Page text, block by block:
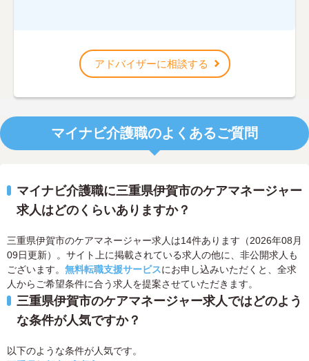
アドバイザーに相談する
マイナビ介護職のよくあるご質問
マイナビ介護職に三重県伊賀市のケアマネージャー
求人はどのくらいありますか？
三重県伊賀市のケアマネージャー求人は14件あります（2026年08月
09日更新）。サイト上に掲載されている求人の他に、非公開求人も
ございます。 無料転職支援サービスにお申し込みいただくと、全求
人からご希望条件に合う求人を提案させていただきます。
三重県伊賀市のケアマネージャー求人ではどのよう
な条件が人気ですか？
以下のような条件が人気です。